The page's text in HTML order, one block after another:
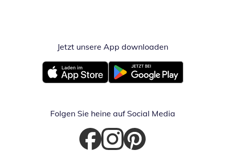
Jetzt unsere App downloadenÖffnet in
Öffnet in neuem FensterÖffnet in neuem Fenster
Folgen Sie heine auf Social Media
Öffnet in neuem Fenster
Öffnet in neuem Fenster
Öffnet in neuem Fenster